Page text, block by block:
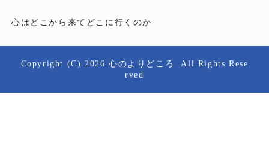
心はどこから来てどこに行くのか
Copyright (C) 2026 心のよりどころ
All Rights Rese
rved